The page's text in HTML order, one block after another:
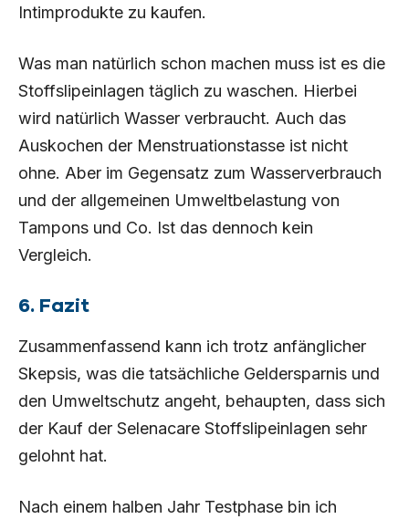
Intimprodukte zu kaufen.
Was man natürlich schon machen muss ist es die
Stoffslipeinlagen täglich zu waschen. Hierbei
wird natürlich Wasser verbraucht. Auch das
Auskochen der Menstruationstasse ist nicht
ohne. Aber im Gegensatz zum Wasserverbrauch
und der allgemeinen Umweltbelastung von
Tampons und Co. Ist das dennoch kein
Vergleich.
6. Fazit
Zusammenfassend kann ich trotz anfänglicher
Skepsis, was die tatsächliche Geldersparnis und
den Umweltschutz angeht, behaupten, dass sich
der Kauf der Selenacare Stoffslipeinlagen sehr
gelohnt hat.
Nach einem halben Jahr Testphase bin ich